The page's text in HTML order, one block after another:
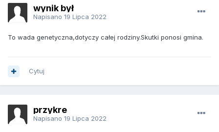
wynik był
Napisano 19 Lipca 2022
To wada genetyczna,dotyczy całej rodziny.Skutki ponosi gmina.
Cytuj
przykre
Napisano 19 Lipca 2022